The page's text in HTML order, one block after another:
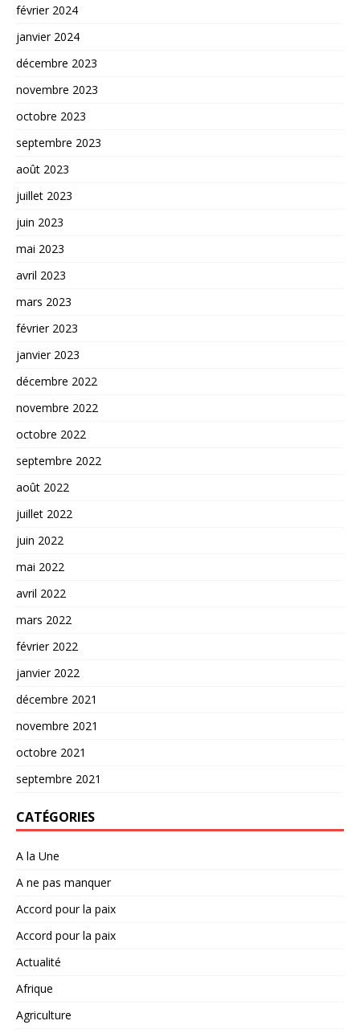
février 2024
janvier 2024
décembre 2023
novembre 2023
octobre 2023
septembre 2023
août 2023
juillet 2023
juin 2023
mai 2023
avril 2023
mars 2023
février 2023
janvier 2023
décembre 2022
novembre 2022
octobre 2022
septembre 2022
août 2022
juillet 2022
juin 2022
mai 2022
avril 2022
mars 2022
février 2022
janvier 2022
décembre 2021
novembre 2021
octobre 2021
septembre 2021
CATÉGORIES
A la Une
A ne pas manquer
Accord pour la paix
Accord pour la paix
Actualité
Afrique
Agriculture